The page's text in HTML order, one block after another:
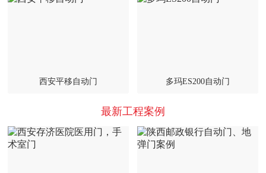
西安平移自动门 多玛ES200自动门
最新工程案例